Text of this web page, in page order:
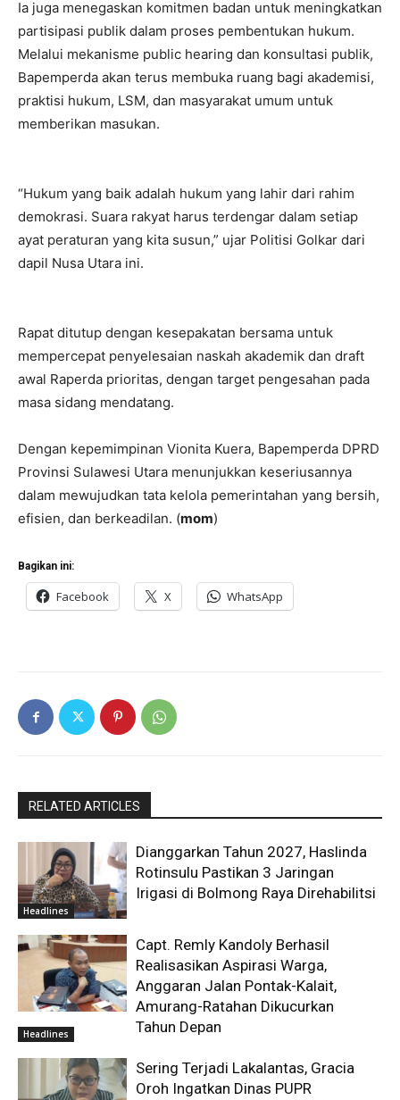
Ia juga menegaskan komitmen badan untuk meningkatkan
partisipasi publik dalam proses pembentukan hukum.
Melalui mekanisme public hearing dan konsultasi publik,
Bapemperda akan terus membuka ruang bagi akademisi,
praktisi hukum, LSM, dan masyarakat umum untuk
memberikan masukan.
“Hukum yang baik adalah hukum yang lahir dari rahim
demokrasi. Suara rakyat harus terdengar dalam setiap
ayat peraturan yang kita susun,” ujar Politisi Golkar dari
dapil Nusa Utara ini.
Rapat ditutup dengan kesepakatan bersama untuk
mempercepat penyelesaian naskah akademik dan draft
awal Raperda prioritas, dengan target pengesahan pada
masa sidang mendatang.
Dengan kepemimpinan Vionita Kuera, Bapemperda DPRD
Provinsi Sulawesi Utara menunjukkan keseriusannya
dalam mewujudkan tata kelola pemerintahan yang bersih,
efisien, dan berkeadilan. (mom)
Bagikan ini:
Facebook X WhatsApp
RELATED ARTICLES
Headlines
Dianggarkan Tahun 2027, Haslinda
Rotinsulu Pastikan 3 Jaringan
Irigasi di Bolmong Raya Direhabilitsi
Headlines
Capt. Remly Kandoly Berhasil
Realisasikan Aspirasi Warga,
Anggaran Jalan Pontak-Kalait,
Amurang-Ratahan Dikucurkan
Tahun Depan
Sering Terjadi Lakalantas, Gracia
Oroh Ingatkan Dinas PUPR